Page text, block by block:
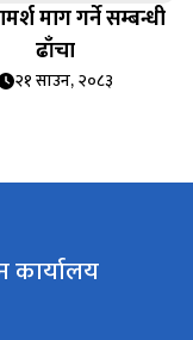
माग गर्ने सम्बन्धी
ढाँचा
२१ साउन, २०८३
कार्यालय